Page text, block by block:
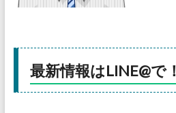
最新情報はLINE@で！